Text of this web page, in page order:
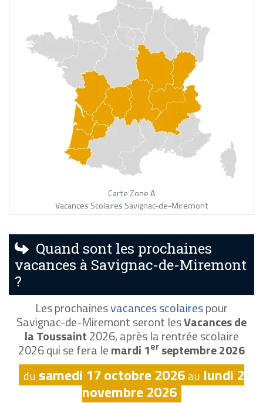
Carte Zone A
Vacances Scolaires Savignac-de-Miremont
Quand sont les prochaines
vacances à Savignac-de-Miremont
?
Les prochainesvacances scolairespour
Savignac-de-Miremont seront lesVacances de
la Toussaint2026, après la rentrée scolaire
2026 qui se fera lemardi 1er septembre 2026
du samedi 17 octobre 2026au lundi 2
novembre 2026